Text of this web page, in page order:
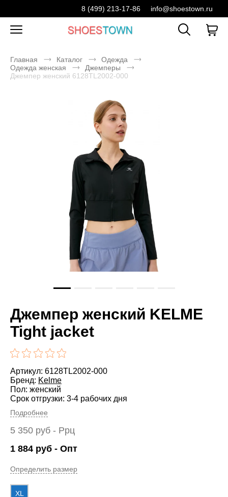
8 (499) 213-17-86 info@shoestown.ru
Главная Каталог
Одежда
Одежда женская
Джемперы
Джемпер женский 6128TL2002-000
Джемпер женский KELME
Tight jacket
Артикул: 6128TL2002-000
Бренд: Kelme
Пол: женский
Срок отгрузки: 3-4 рабочих дня
Подробнее
5 350 руб - Ррц
1 884 руб - Опт
Определить размер
XL